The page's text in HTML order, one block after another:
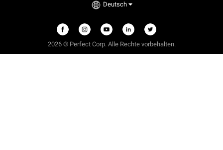
Deutsch
2026 © Perfect Corp. Alle Rechte vorbehalten.